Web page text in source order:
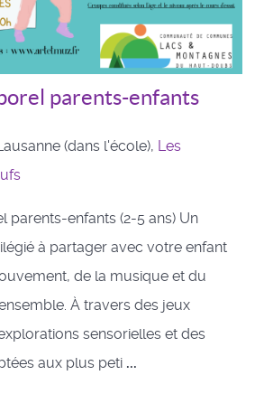
parents-enfants
(dans l'école), Les
parents-enfants (2-5 ans) Un
à partager avec votre enfant
de la musique et du
À travers des jeux
sensorielles et des
aux plus peti ...